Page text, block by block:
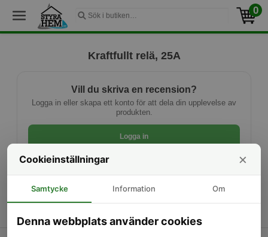
0
Kraftfullt relä, 25A
Vill du skriva en recension?
Logga in eller skapa ett konto för att dela din upplevelse av
produkten.
Logga in
Ny kund? Skapa konto
Cookieinställningar ×
Samtycke Information Om
Denna webbplats använder cookies